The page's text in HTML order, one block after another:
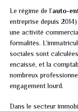
Le régime de l’auto-
entreprise depuis
une activité
formalités.
sociales sont
encaissé, et la
nombreux
engagement lourd.
Dans le secteur